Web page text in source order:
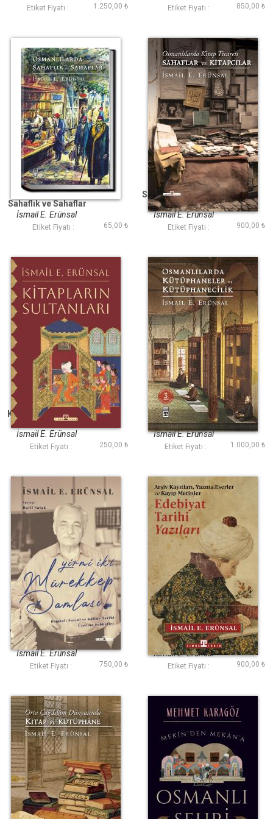
Etiket Fiyatı : 1.250,00 ₺ Etiket Fiyatı : 850,00 ₺
Osmanlılarda
Sahaflık ve Sahaflar
İsmail E. Erünsal
Etiket Fiyatı : 65,00 ₺
Sahaflar ve Kitapçılar
(Ciltli)
İsmail E. Erünsal
Etiket Fiyatı : 900,00 ₺
Kitapların Sultanları
İsmail E. Erünsal
Etiket Fiyatı : 250,00 ₺
Osmanlılarda
Kütüphaneler ve
Kütüphanecilik (Ciltli)
İsmail E. Erünsal
Etiket Fiyatı : 1.000,00 ₺
Yirmi İki Mürekkep
Damlası (Ciltli)
İsmail E. Erünsal
Etiket Fiyatı : 750,00 ₺
Edebiyat Tarihi
Yazıları
İsmail E. Erünsal
Etiket Fiyatı : 900,00 ₺